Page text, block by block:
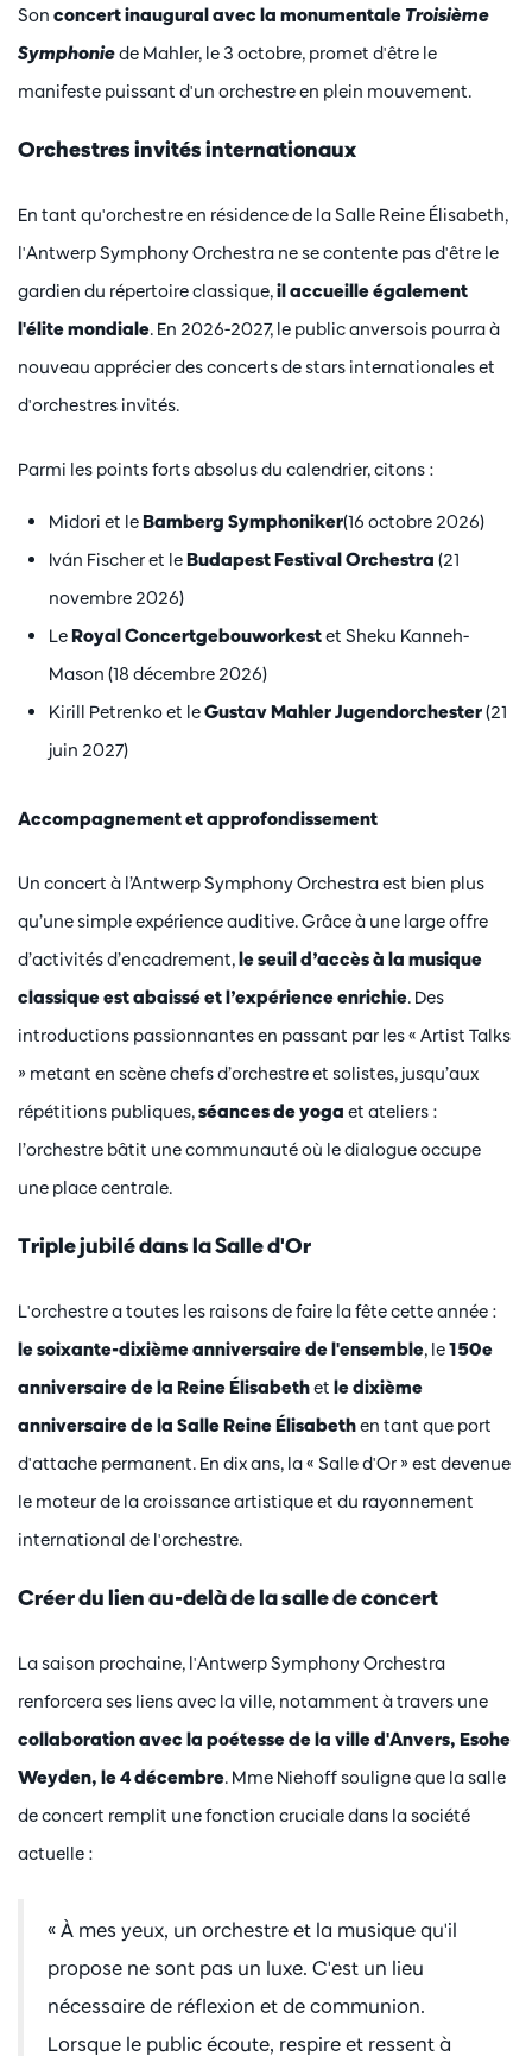
Son concert inaugural avec la monumentale Troisième
Symphoniede Mahler, le 3 octobre, promet d'être le
manifeste puissant d'un orchestre en plein mouvement.
Orchestres invités internationaux
En tant qu'orchestre en résidence de la Salle Reine Élisabeth,
l'Antwerp Symphony Orchestra ne se contente pas d'être le
gardien du répertoire classique,il accueille également
l'élite mondiale. En 2026-2027, le public anversois pourra à
nouveau apprécier des concerts de stars internationales et
d'orchestres invités.
Parmi les points forts absolus du calendrier, citons :
Midori et leBamberg Symphoniker(16 octobre 2026)
Iván Fischer et leBudapest Festival Orchestra (21
novembre 2026)
LeRoyal Concertgebouworkestet Sheku Kanneh-
Mason (18 décembre 2026)
Kirill Petrenko et leGustav Mahler Jugendorchester(21
juin 2027)
Accompagnement et approfondissement
Un concert à l’Antwerp Symphony Orchestra est bien plus
qu’une simple expérience auditive. Grâce à une large offre
d’activités d’encadrement,le seuil d’accès à la musique
classique est abaissé et l’expérience enrichie. Des
introductions passionnantes en passant par les « Artist Talks
» metant en scène chefs d’orchestre et solistes, jusqu’aux
répétitions publiques,séances de yoga et ateliers :
l’orchestre bâtit une communauté où le dialogue occupe
une place centrale.
Triple jubilé dans la Salle d'Or
L'orchestre a toutes les raisons de faire la fête cette année :
le soixante-dixième anniversaire de l'ensemble, le150e
anniversaire de la Reine Élisabethet le dixième
anniversaire de la Salle Reine Élisabethen tant que port
d'attache permanent. En dix ans, la « Salle d'Or » est devenue
le moteur de la croissance artistique et du rayonnement
international de l'orchestre.
Créer du lien au-delà de la salle de concert
La saison prochaine, l'Antwerp Symphony Orchestra
renforcera ses liens avec la ville, notamment à travers une
collaboration avec la poétesse de la ville d'Anvers, Esohe
Weyden, le 4 décembre. Mme Niehoff souligne que la salle
de concert remplit une fonction cruciale dans la société
actuelle :
« À mes yeux, un orchestre et la musique qu'il
propose ne sont pas un luxe. C'est un lieu
nécessaire de réflexion et de communion.
Lorsque le public écoute, respire et ressent à